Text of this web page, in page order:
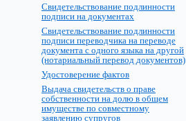
Свидетельствование подлинности
подписи на документах
Свидетельствование подлинности
подписи переводчика на переводе
документа с одного языка на другой
(нотариальный перевод документов)
Удостоверение фактов
Выдача свидетельств о праве
собственности на долю в общем
имуществе по совместному
заявлению супругов